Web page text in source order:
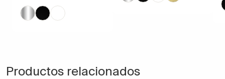
Productos relacionados